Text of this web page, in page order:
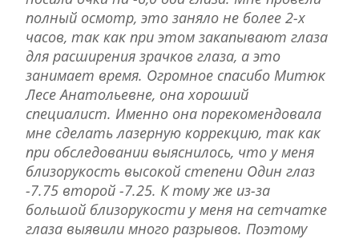
полный осмотр, это заняло не более 2-х
часов, так как при этом закапывают глаза
для расширения зрачков глаза, а это
занимает время. Огромное спасибо Митюк
Лесе Анатольевне, она хороший
специалист. Именно она порекомендовала
мне сделать лазерную коррекцию, так как
при обследовании выяснилось, что у меня
близорукость высокой степени Один глаз
-7.75 второй -7.25. К тому же из-за
большой близорукости у меня на сетчатке
глаза выявили много разрывов. Поэтому